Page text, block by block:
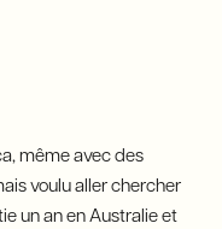
même avec des
voulu aller chercher
un an en Australie et